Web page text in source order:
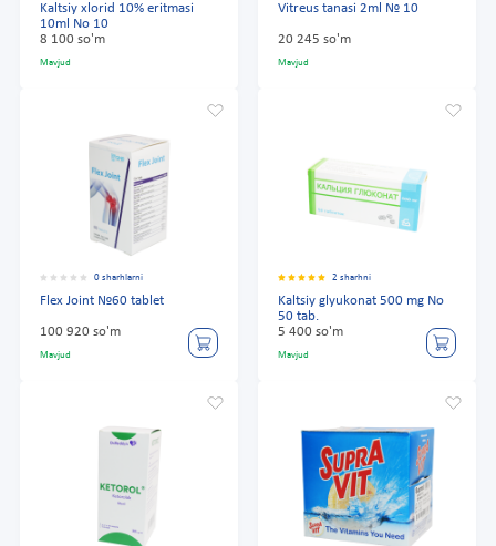
Kaltsiy xlorid 10% eritmasi
10ml No 10
8 100 so'm
Mavjud
Vitreus tanasi 2ml № 10
20 245 so'm
Mavjud
0 sharhlarni
Flex Joint №60 tablet
100 920 so'm
Mavjud
2 sharhni
Kaltsiy glyukonat 500 mg No
50 tab.
5 400 so'm
Mavjud